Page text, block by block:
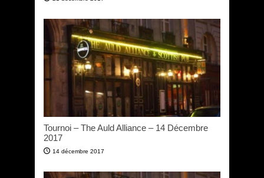
Tournoi – The Auld Alliance – 14 Décembre
2017
14 décembre 2017